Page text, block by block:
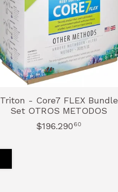
Triton - Core7 FLEX Bundle
Set OTROS METODOS
$196.290 60